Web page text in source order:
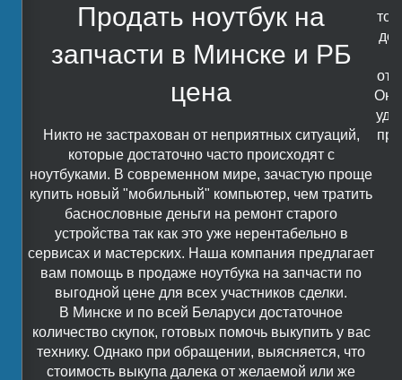
Продать ноутбук на
запчасти в Минске и РБ
цена
Никто не застрахован от неприятных ситуаций,
которые достаточно часто происходят с
ноутбуками. В современном мире, зачастую проще
купить новый "мобильный" компьютер, чем тратить
баснословные деньги на ремонт старого
устройства так как это уже нерентабельно в
сервисах и мастерских. Наша компания предлагает
вам помощь в продаже ноутбука на запчасти по
выгодной цене для всех участников сделки.
В Минске и по всей Беларуси достаточное
количество скупок, готовых помочь выкупить у вас
технику. Однако при обращении, выясняется, что
стоимость выкупа далека от желаемой или же
Он